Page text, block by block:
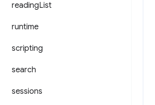
readingList
runtime
scripting
search
sessions